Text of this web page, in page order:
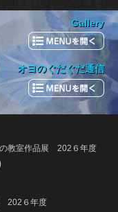
教室作品展 202６年度
202６年度
Gallery
オヨのぐだぐだ通信